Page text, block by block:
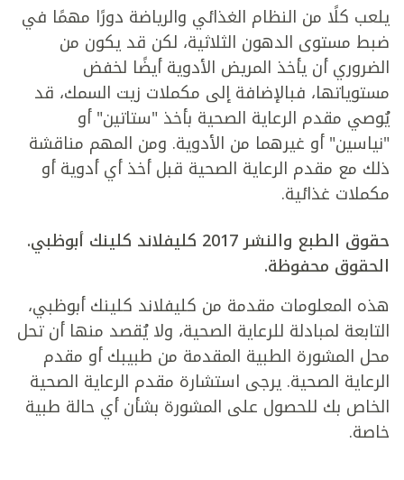
يلعب كلًا من النظام الغذائي والرياضة دورًا مهمًا في
ضبط مستوى الدهون الثلاثية، لكن قد يكون من
الضروري أن يأخذ المريض الأدوية أيضًا لخفض
مستوياتها، فبالإضافة إلى مكملات زيت السمك، قد
يُوصي مقدم الرعاية الصحية بأخذ "ستاتين" أو
"نياسين" أو غيرهما من الأدوية. ومن المهم مناقشة
ذلك مع مقدم الرعاية الصحية قبل أخذ أي أدوية أو
مكملات غذائية.
حقوق الطبع والنشر 2017 كليفلاند كلينك أبوظبي.
الحقوق محفوظة.
هذه المعلومات مقدمة من كليفلاند كلينك أبوظبي،
التابعة لمبادلة للرعاية الصحية، ولا يُقصد منها أن تحل
محل المشورة الطبية المقدمة من طبيبك أو مقدم
الرعاية الصحية. يرجى استشارة مقدم الرعاية الصحية
الخاص بك للحصول على المشورة بشأن أي حالة طبية
خاصة.